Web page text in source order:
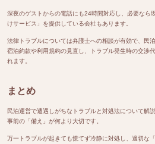
深夜のゲストからの電話にも24時間対応し、必要なら
けサービス」を提供している会社もあります。
法律トラブルについては弁護士への相談が有効で、民
宿泊約款や利用規約の見直し、トラブル発生時の交渉
れます。
まとめ
民泊運営で遭遇しがちなトラブルと対処法について解
事前の「備え」が何より大切です。
万一トラブルが起きても慌てず冷静に対処し、適切な